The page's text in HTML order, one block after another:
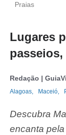
Praias
Lugares
Redação |
Alagoas, Maceió,
Descubra
encanta